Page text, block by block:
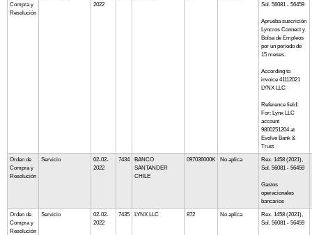
Compra y
Resolución
2022
Sol. 56081 - 56459
Aprueba suscrición
Lyncros Connect y
Bolsa de Empleos
por un período de
15 meses.
According to
invoice 41112021
LYNX LLC
Reference field:
For: Lynx LLC
account
9800251204 at
Evolve Bank &
Trust
Orden de
Compra y
Resolución
Servicio
02-02-
2022
7434
BANCO
SANTANDER
CHILE
097036000K No aplica
Rex. 1458 (2021),
Sol. 56081 - 56459
Gastos
operacionales
bancarios
Orden de
Compra y
Resolución
Servicio
02-02-
2022
7435 LYNX LLC 872 No aplica
Rex. 1458 (2021),
Sol. 56081 - 56459